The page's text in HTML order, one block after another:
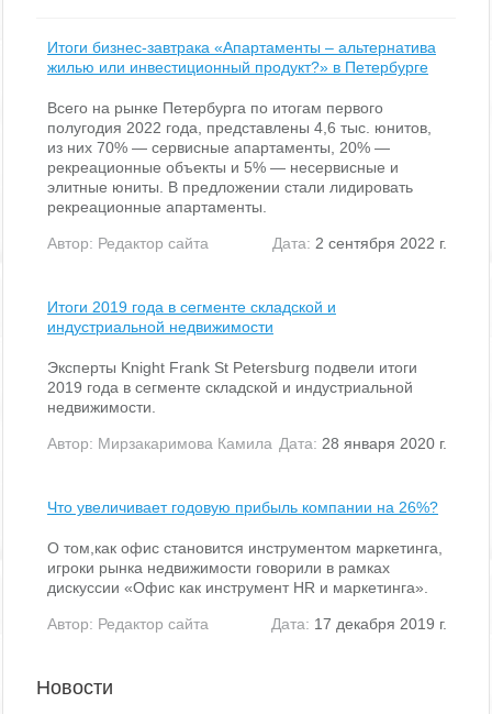
Итоги бизнес-завтрака «Апартаменты – альтернатива
жилью или инвестиционный продукт?» в Петербурге
Всего на рынке Петербурга по итогам первого
полугодия 2022 года, представлены 4,6 тыс. юнитов,
из них 70% — сервисные апартаменты, 20% —
рекреационные объекты и 5% — несервисные и
элитные юниты. В предложении стали лидировать
рекреационные апартаменты.
Автор: Редактор сайта Дата: 2 сентября 2022 г.
Итоги 2019 года в сегменте складской и
индустриальной недвижимости
Эксперты Knight Frank St Petersburg подвели итоги
2019 года в сегменте складской и индустриальной
недвижимости.
Автор: Мирзакаримова Камила Дата: 28 января 2020 г.
Что увеличивает годовую прибыль компании на 26%?
О том,как офис становится инструментом маркетинга,
игроки рынка недвижимости говорили в рамках
дискуссии «Офис как инструмент HR и маркетинга».
Автор: Редактор сайта Дата: 17 декабря 2019 г.
Новости